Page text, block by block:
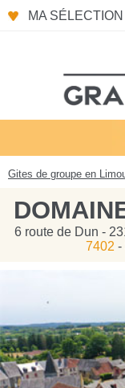
MA
Gites de groupe en
6 route de Dun -
7402 -
Panneau de gestion